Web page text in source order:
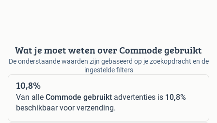
Wat je moet weten over Commode gebruikt
De onderstaande waarden zijn gebaseerd op je zoekopdracht en de
ingestelde filters
10,8%
Van alle Commode gebruikt advertenties is 10,8%
beschikbaar voor verzending.